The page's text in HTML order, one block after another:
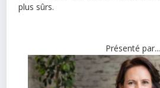
plus sûrs.
Présenté par...